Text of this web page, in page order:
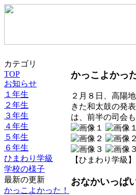
カテゴリ
TOP
お知らせ
１年生
２年生
３年生
４年生
５年生
６年生
ひまわり学級
学校の様子
最新の更新
かっこよかった！
かっこよかっ
２月８日、高陽
きた和太鼓の発
は、前半の司会
【ひまわり学級
おなかいっぱ